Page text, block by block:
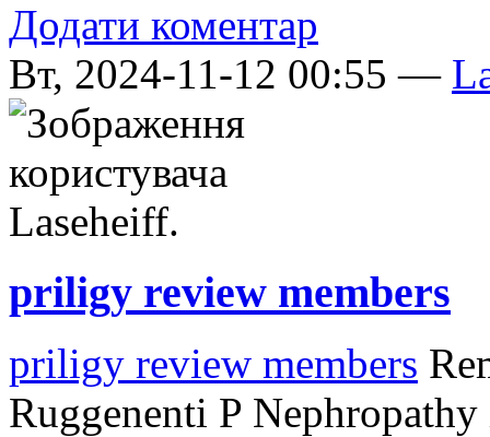
Додати коментар
Вт, 2024-11-12 00:55 —
priligy review members
priligy review members
Ruggenenti P